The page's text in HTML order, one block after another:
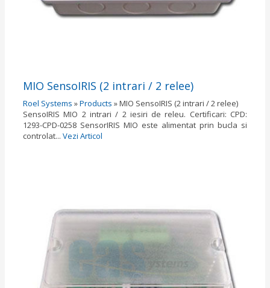
MIO SensoIRIS (2 intrari / 2 relee)
Roel Systems »Products »MIO SensoIRIS (2 intrari / 2 relee)
SensoIRIS MIO 2 intrari / 2 iesiri de releu. Certificari: CPD:
1293-CPD-0258 SensorIRIS MIO este alimentat prin bucla si
controlat... Vezi Articol